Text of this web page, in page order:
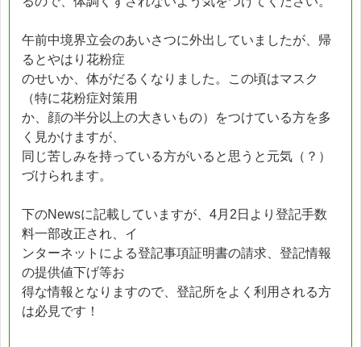
午前中境界立会のあいさつに外出していましたが、帰
るとやはり花粉症
のせいか、体がだるくなりました。この頃はマスク
（特に花粉症対策用
か、顔の半分以上の大きいもの）をつけている方を多
く見かけますが、
同じ苦しみを持っている方がいると思うと元気（？）
づけられます。
下のNewsに記載していますが、4月2日より登記手数
料一部改正され、イ
ンターネットによる登記事項証明書の請求、登記情報
の提供値下げ等お
得な情報となりますので、登記所をよく利用される方
は必見です！